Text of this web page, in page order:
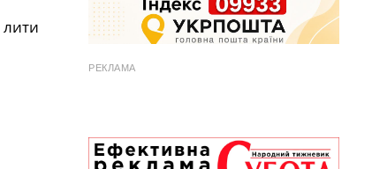
лити
РЕКЛАМА